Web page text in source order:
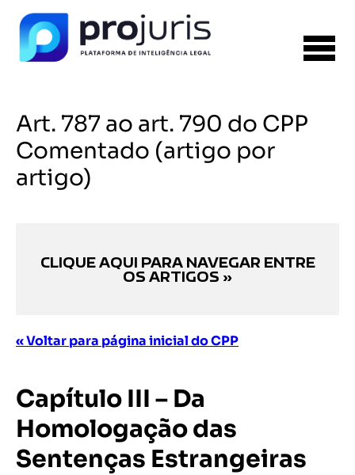
Art. 787 ao art. 790 do CPP
Comentado (artigo por
artigo)
CLIQUE AQUI PARA NAVEGAR ENTRE
OS ARTIGOS »
« Voltar para página inicial do CPP
Capítulo III – Da
Homologação das
Sentenças Estrangeiras